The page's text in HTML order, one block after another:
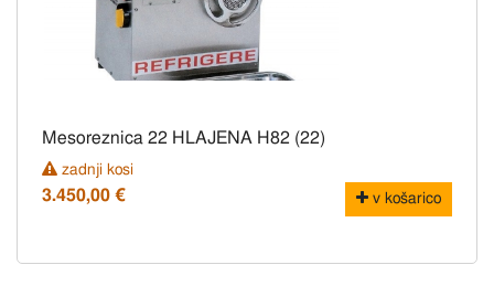
Mesoreznica 22 HLAJENA H82 (22)
zadnji kosi
3.450,00 € v košarico